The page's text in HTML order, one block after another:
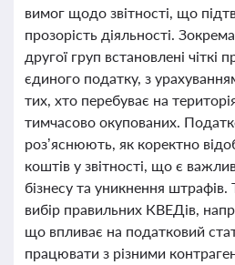
вимог щодо звітності, що
прозорість діяльності.
другої груп встановлені чіткі
єдиного податку, з
тих, хто перебуває на
тимчасово окупованих.
роз’яснюють, як коректно
коштів у звітності, що є
бізнесу та уникнення
вибір правильних КВЕДів,
що впливає на податковий
працювати з різними